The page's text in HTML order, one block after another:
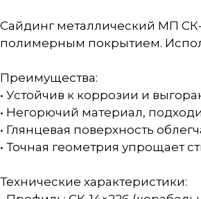
Сайдинг металлический МП
полимерным покрытием.
Преимущества:
• Устойчив к коррозии и
• Негорючий материал,
• Глянцевая поверхность
• Точная геометрия упрощает
Технические характеристики: